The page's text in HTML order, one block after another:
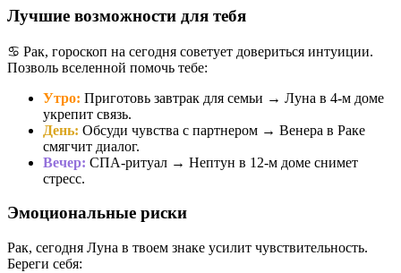
Лучшие возможности для тебя
♋ Рак, гороскоп на сегодня советует довериться интуиции.
Позволь вселенной помочь тебе:
Утро: Приготовь завтрак для семьи → Луна в 4-м доме
укрепит связь.
День: Обсуди чувства с партнером → Венера в Раке
смягчит диалог.
Вечер: СПА-ритуал → Нептун в 12-м доме снимет
стресс.
Эмоциональные риски
Рак, сегодня Луна в твоем знаке усилит чувствительность.
Береги себя: